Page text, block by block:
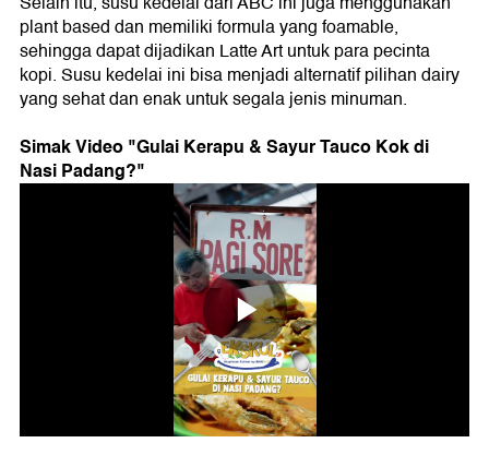
plant based dan memiliki formula yang foamable,
sehingga dapat dijadikan Latte Art untuk para pecinta
kopi. Susu kedelai ini bisa menjadi alternatif pilihan dairy
yang sehat dan enak untuk segala jenis minuman.
Simak Video "Gulai Kerapu & Sayur Tauco Kok di
Nasi Padang?"